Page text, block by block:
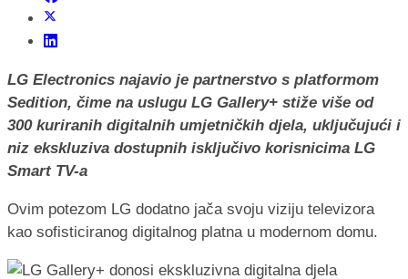
LG Electronics najavio je partnerstvo s platformom
Sedition, čime na uslugu LG Gallery+ stiže više od
300 kuriranih digitalnih umjetničkih djela, uključujući i
niz ekskluziva dostupnih isključivo korisnicima LG
Smart TV-a
Ovim potezom LG dodatno jača svoju viziju televizora
kao sofisticiranog digitalnog platna u modernom domu.